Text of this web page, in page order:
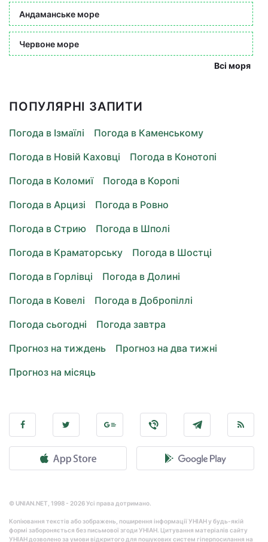
Андаманське море
Червоне море
Всі моря
ПОПУЛЯРНІ ЗАПИТИ
Погода в Ізмаїлі
Погода в Каменському
Погода в Новій Каховці
Погода в Конотопі
Погода в Коломиї
Погода в Коропі
Погода в Арцизі
Погода в Ровно
Погода в Стрию
Погода в Шполі
Погода в Краматорську
Погода в Шостці
Погода в Горлівці
Погода в Долині
Погода в Ковелі
Погода в Добропіллі
Погода сьогодні
Погода завтра
Прогноз на тиждень
Прогноз на два тижні
Прогноз на місяць
© UNIAN.NET, 1998 - 2026 Усі права дотримано.
Копіювання текстів або зображень, поширення інформації УНІАН у будь-якій
формі забороняється без письмової згоди УНІАН. Цитування матеріалів сайту
УНІАН дозволено за умови відкритого для пошукових систем гіперпосилання на